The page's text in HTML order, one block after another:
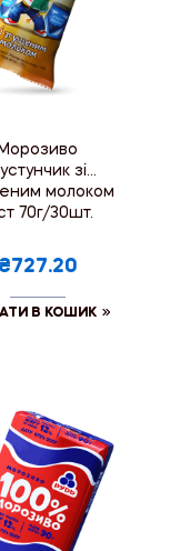
Морозиво
зі
молоком
70г/30шт.
₴727.20
В КОШИК